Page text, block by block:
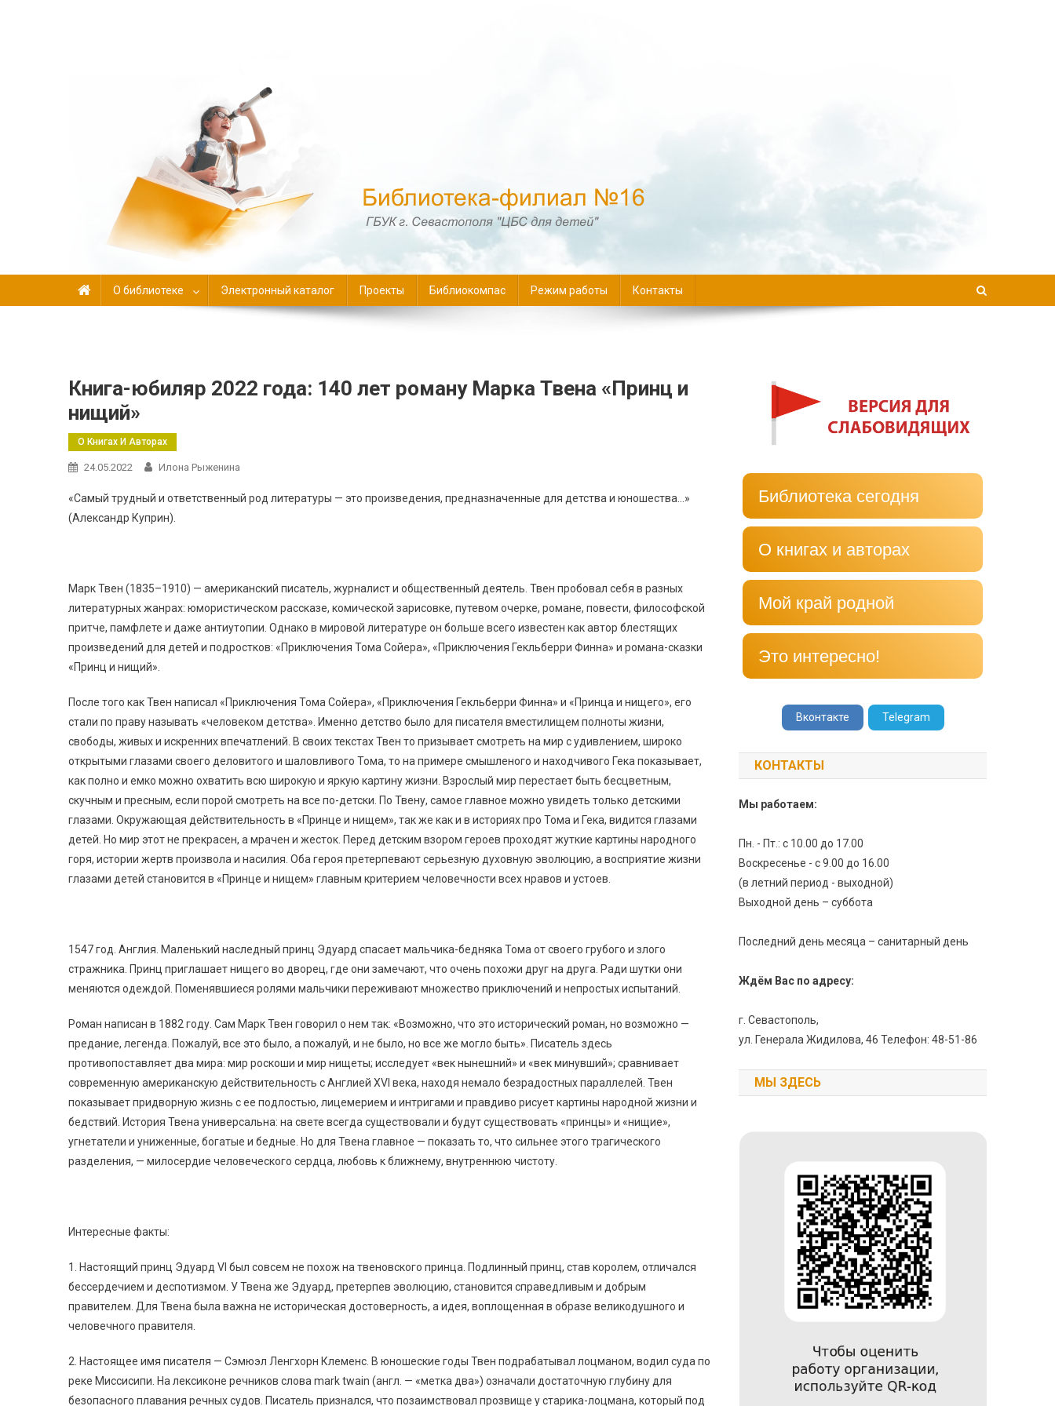
О библиотеке Электронный каталог Проекты Библиокомпас Режим работы Контакты
Книга-юбиляр 2022 года: 140 лет роману Марка Твена «Принц и
нищий»
О Книгах И Авторах
24.05.2022 Илона Рыженина
«Самый трудный и ответственный род литературы — это произведения, предназначенные для детства и юношества…»
(Александр Куприн).
Марк Твен (1835–1910) — американский писатель, журналист и общественный деятель. Твен пробовал себя в разных
литературных жанрах: юмористическом рассказе, комической зарисовке, путевом очерке, романе, повести, философской
притче, памфлете и даже антиутопии. Однако в мировой литературе он больше всего известен как автор блестящих
произведений для детей и подростков: «Приключения Тома Сойера», «Приключения Гекльберри Финна» и романа-сказки
«Принц и нищий».
После того как Твен написал «Приключения Тома Сойера», «Приключения Гекльберри Финна» и «Принца и нищего», его
стали по праву называть «человеком детства». Именно детство было для писателя вместилищем полноты жизни,
свободы, живых и искренних впечатлений. В своих текстах Твен то призывает смотреть на мир с удивлением, широко
открытыми глазами своего деловитого и шаловливого Тома, то на примере смышленого и находчивого Гека показывает,
как полно и емко можно охватить всю широкую и яркую картину жизни. Взрослый мир перестает быть бесцветным,
скучным и пресным, если порой смотреть на все по-детски. По Твену, самое главное можно увидеть только детскими
глазами. Окружающая действительность в «Принце и нищем», так же как и в историях про Тома и Гека, видится глазами
детей. Но мир этот не прекрасен, а мрачен и жесток. Перед детским взором героев проходят жуткие картины народного
горя, истории жертв произвола и насилия. Оба героя претерпевают серьезную духовную эволюцию, а восприятие жизни
глазами детей становится в «Принце и нищем» главным критерием человечности всех нравов и устоев.
1547 год. Англия. Маленький наследный принц Эдуард спасает мальчика-бедняка Тома от своего грубого и злого
стражника. Принц приглашает нищего во дворец, где они замечают, что очень похожи друг на друга. Ради шутки они
меняются одеждой. Поменявшиеся ролями мальчики переживают множество приключений и непростых испытаний.
Роман написан в 1882 году. Сам Марк Твен говорил о нем так: «Возможно, что это исторический роман, но возможно —
предание, легенда. Пожалуй, все это было, а пожалуй, и не было, но все же могло быть». Писатель здесь
противопоставляет два мира: мир роскоши и мир нищеты; исследует «век нынешний» и «век минувший»; сравнивает
современную американскую действительность с Англией XVI века, находя немало безрадостных параллелей. Твен
показывает придворную жизнь с ее подлостью, лицемерием и интригами и правдиво рисует картины народной жизни и
бедствий. История Твена универсальна: на свете всегда существовали и будут существовать «принцы» и «нищие»,
угнетатели и униженные, богатые и бедные. Но для Твена главное — показать то, что сильнее этого трагического
разделения, — милосердие человеческого сердца, любовь к ближнему, внутреннюю чистоту.
Интересные факты:
1. Настоящий принц Эдуард VI был совсем не похож на твеновского принца. Подлинный принц, став королем, отличался
бессердечием и деспотизмом. У Твена же Эдуард, претерпев эволюцию, становится справедливым и добрым
правителем. Для Твена была важна не историческая достоверность, а идея, воплощенная в образе великодушного и
человечного правителя.
2. Настоящее имя писателя — Сэмюэл Ленгхорн Клеменс. В юношеские годы Твен подрабатывал лоцманом, водил суда по
реке Миссисипи. На лексиконе речников слова mark twain (англ. — «метка два») означали достаточную глубину для
безопасного плавания речных судов. Писатель признался, что позаимствовал прозвище у старика-лоцмана, который под
Библиотека сегодня
О книгах и авторах
Мой край родной
Это интересно!
Вконтакте Telegram
КОНТАКТЫ
Мы работаем:
Пн. - Пт.: с 10.00 до 17.00
Воскресенье - с 9.00 до 16.00
(в летний период - выходной)
Выходной день – суббота
Последний день месяца – санитарный день
Ждём Вас по адресу:
г. Севастополь,
ул. Генерала Жидилова, 46 Телефон: 48-51-86
МЫ ЗДЕСЬ